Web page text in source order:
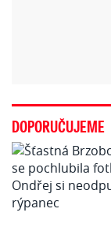
DOPORUČUJEME